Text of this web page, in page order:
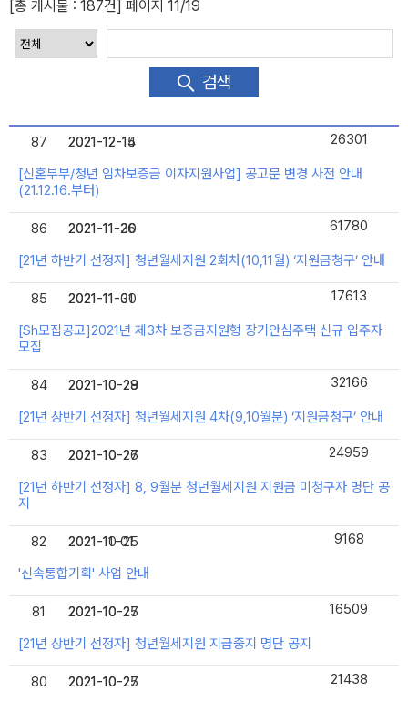
[총 게시물 : 187건] 페이지 11/19
검색
87
[신혼부부/청년 임차보증금 이자지원사업] 공고문 변경 사전 안내
(21.12.16.부터)
2021-12-14
2021-12-15 26301
86
[21년 하반기 선정자] 청년월세지원 2회차(10,11월) ‘지원금청구’ 안내
2021-11-26
2021-11-30 61780
85
[Sh모집공고]2021년 제3차 보증금지원형 장기안심주택 신규 입주자
모집
2021-11-01
2021-11-30 17613
84
[21년 상반기 선정자] 청년월세지원 4차(9,10월분) ‘지원금청구’ 안내
2021-10-28
2021-10-29 32166
83
[21년 하반기 선정자] 8, 9월분 청년월세지원 지원금 미청구자 명단 공
지
2021-10-26
2021-10-27 24959
82
'신속통합기획' 사업 안내
2021-10-25
2021-11-01 9168
81
[21년 상반기 선정자] 청년월세지원 지급중지 명단 공지
2021-10-25
2021-10-27 16509
80
2021-10-25
2021-10-27 21438